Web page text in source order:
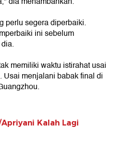
perlu segera diperbaiki.
ini sebelum
memiliki waktu istirahat usai
Usai menjalani babak final di
Apriyani Kalah Lagi